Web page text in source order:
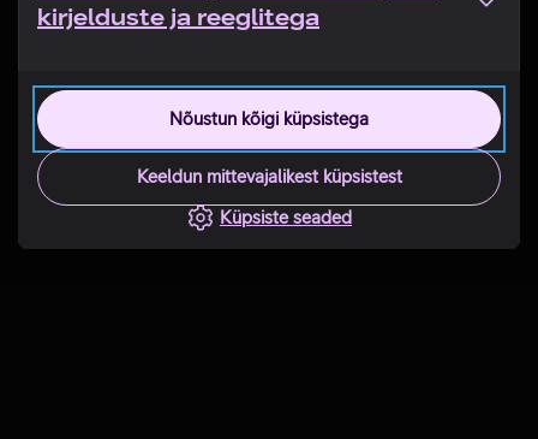
kirjelduste ja reeglitega
Nõustun kõigi küpsistega
Keeldun mittevajalikest küpsistest
Küpsiste seaded